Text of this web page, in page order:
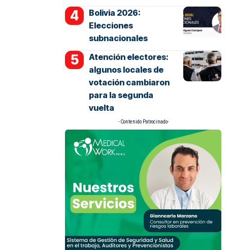
Bolivia 2026:
Elecciones
subnacionales
Atención electores:
algunos locales de
votación cambiaron
para la segunda
vuelta
- Contenido Patrocinado-